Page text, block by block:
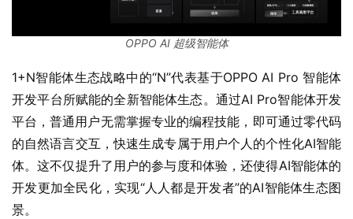
OPPO AI 超级智能体
1+N智能体生态战略中的“N”代表基于OPPO AI Pro 智能体
开发平台所赋能的全新智能体生态。通过AI Pro智能体开发
平台，普通用户无需掌握专业的编程技能，即可通过零代码
的自然语言交互，快速生成专属于用户个人的个性化AI智能
体。这不仅提升了用户的参与度和体验，还使得AI智能体的
开发更加全民化，实现“人人都是开发者”的AI智能体生态图
景。